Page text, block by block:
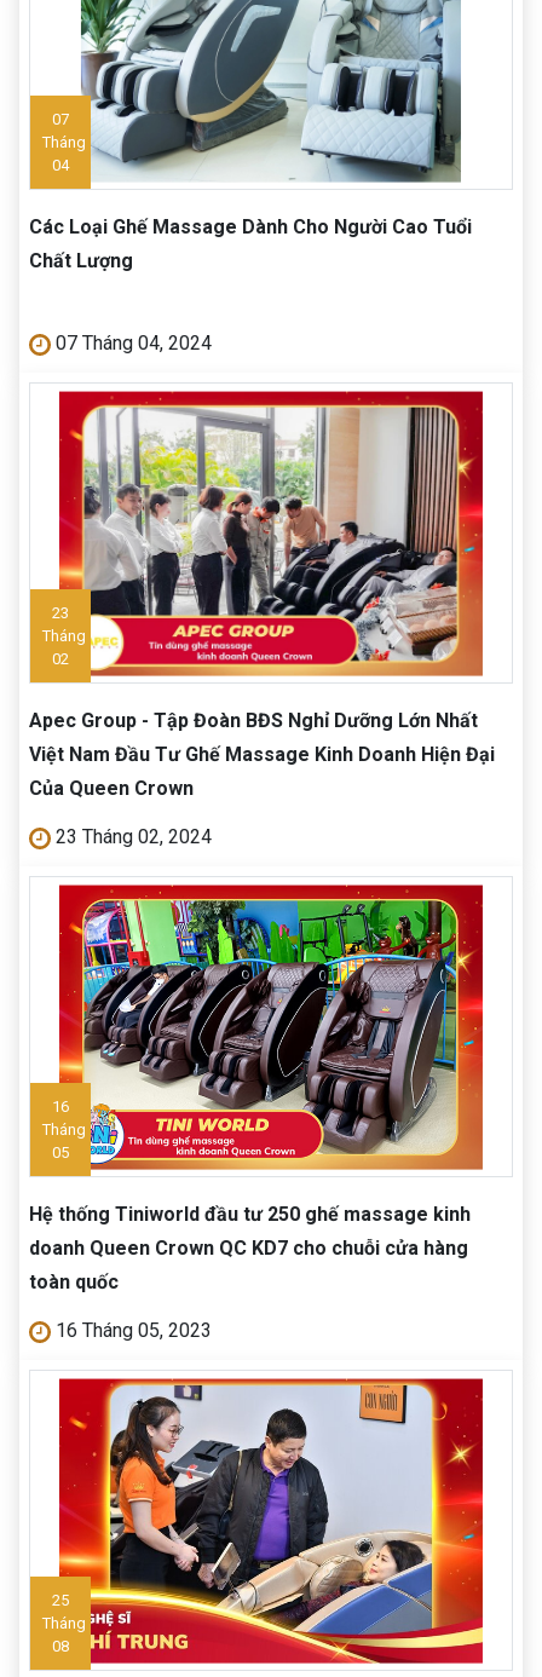
07
Tháng
04
Các Loại Ghế Massage Dành Cho Người Cao Tuổi
Chất Lượng
07 Tháng 04, 2024
23
Tháng
02
Apec Group - Tập Đoàn BĐS Nghỉ Dưỡng Lớn Nhất
Việt Nam Đầu Tư Ghế Massage Kinh Doanh Hiện Đại
Của Queen Crown
23 Tháng 02, 2024
16
Tháng
05
Hệ thống Tiniworld đầu tư 250 ghế massage kinh
doanh Queen Crown QC KD7 cho chuỗi cửa hàng
toàn quốc
16 Tháng 05, 2023
25
Tháng
08